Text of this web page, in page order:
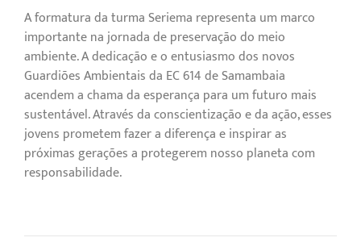
A formatura da turma Seriema representa um marco
importante na jornada de preservação do meio
ambiente. A dedicação e o entusiasmo dos novos
Guardiões Ambientais da EC 614 de Samambaia
acendem a chama da esperança para um futuro mais
sustentável. Através da conscientização e da ação, esses
jovens prometem fazer a diferença e inspirar as
próximas gerações a protegerem nosso planeta com
responsabilidade.